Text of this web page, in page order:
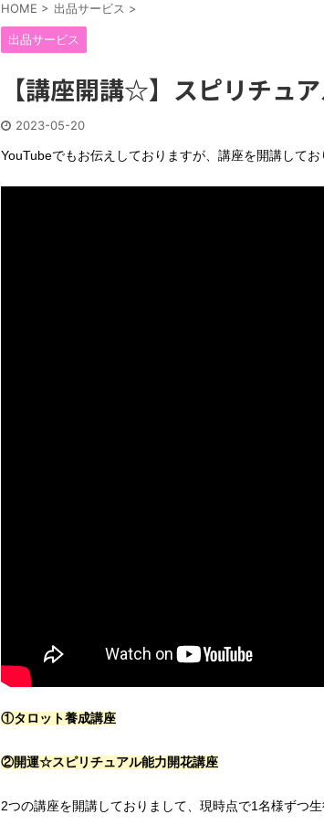
HOME > 出品サービス >
出品サービス
【講座開講☆】スピリチュ
2023-05-20
YouTubeでもお伝えしておりますが、講座を開講してお
①タロット養成講座
②開運☆スピリチュアル能力開花講座
2つの講座を開講しておりまして、現時点で1名様ずつ生